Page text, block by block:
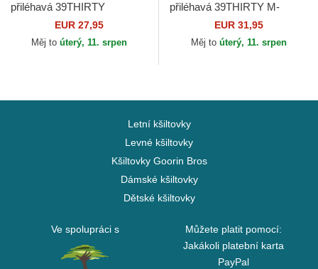
přiléhavá 39THIRTY
Essential Los Angeles
Dodgers MLB New Era
EUR 27,95
Měj to úterý, 11. srpen
přiléhavá 39THIRTY M-
Crown A Frame New York
Yankees MLB New Era
EUR 31,95
Měj to úterý, 11. srpen
Letní kšiltovky
Levné kšiltovky
Kšiltovky Goorin Bros
Dámské kšiltovky
Dětské kšiltovky
Ve spolupráci s
Můžete platit pomocí:
Jakákoli platební karta
PayPal